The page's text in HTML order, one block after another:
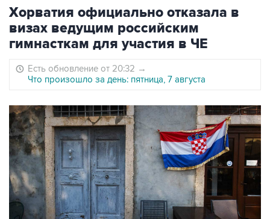
Хорватия официально отказала в
визах ведущим российским
гимнасткам для участия в ЧЕ
Есть обновление от 20:32 →
Что произошло за день: пятница, 7 августа